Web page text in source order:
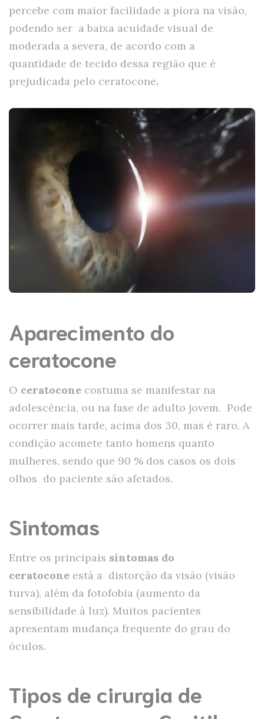
percebe com maior facilidade a piora na visão,
podendo ser a baixa acuidade visual de
moderada a severa, de acordo com a
quantidade de tecido dessa região que é
prejudicada pelo ceratocone.
Aparecimento do
ceratocone
O ceratocone costuma se manifestar na
adolescência, ou na fase de adulto jovem. Pode
ocorrer mais tarde, acima dos 30, mas é raro. A
condição acomete tanto homens quanto
mulheres, sendo que 90 % dos casos os dois
olhos do paciente são afetados.
Sintomas
Entre os principais sintomas do
ceratocone está a distorção da visão (visão
turva), além da fotofobia (aumento da
sensibilidade à luz). Muitos pacientes
apresentam mudança frequente do grau do
óculos.
Tipos de cirurgia de